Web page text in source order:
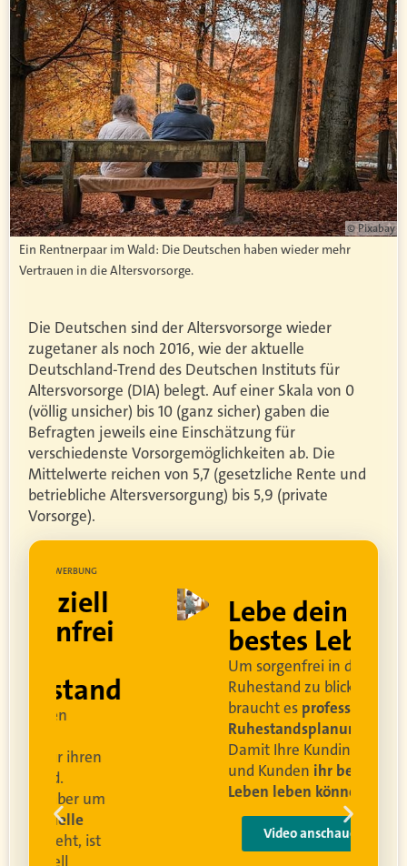
© Pixabay
Ein Rentnerpaar im Wald: Die Deutschen haben wieder mehr
Vertrauen in die Altersvorsorge.
Die Deutschen sind der Altersvorsorge wieder
zugetaner als noch 2016, wie der aktuelle
Deutschland-Trend des Deutschen Instituts für
Altersvorsorge (DIA) belegt. Auf einer Skala von 0
(völlig unsicher) bis 10 (ganz sicher) gaben die
Befragten jeweils eine Einschätzung für
verschiedenste Vorsorgemöglichkeiten ab. Die
Mittelwerte reichen von 5,7 (gesetzliche Rente und
betriebliche Altersversorgung) bis 5,9 (private
Vorsorge).
Lebe dein
bestes Leben
Um sorgenfrei in den
Ruhestand zu blicken,
professionelle
Ruhestandsplanung.
Damit Ihre Kundinnen
ihr bestes
Leben leben können.
Video anschauen